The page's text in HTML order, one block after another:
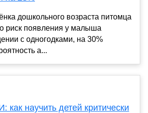
дошкольного возраста питомца
риск появления у малыша
с одногодками, на 30%
а...
как научить детей критически